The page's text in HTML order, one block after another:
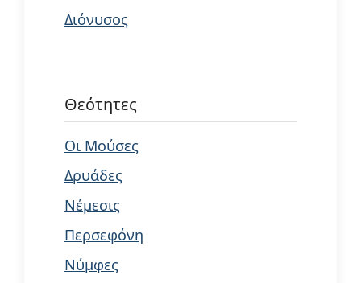
Διόνυσος
Θεότητες
Οι Μούσες
Δρυάδες
Νέμεσις
Περσεφόνη
Νύμφες